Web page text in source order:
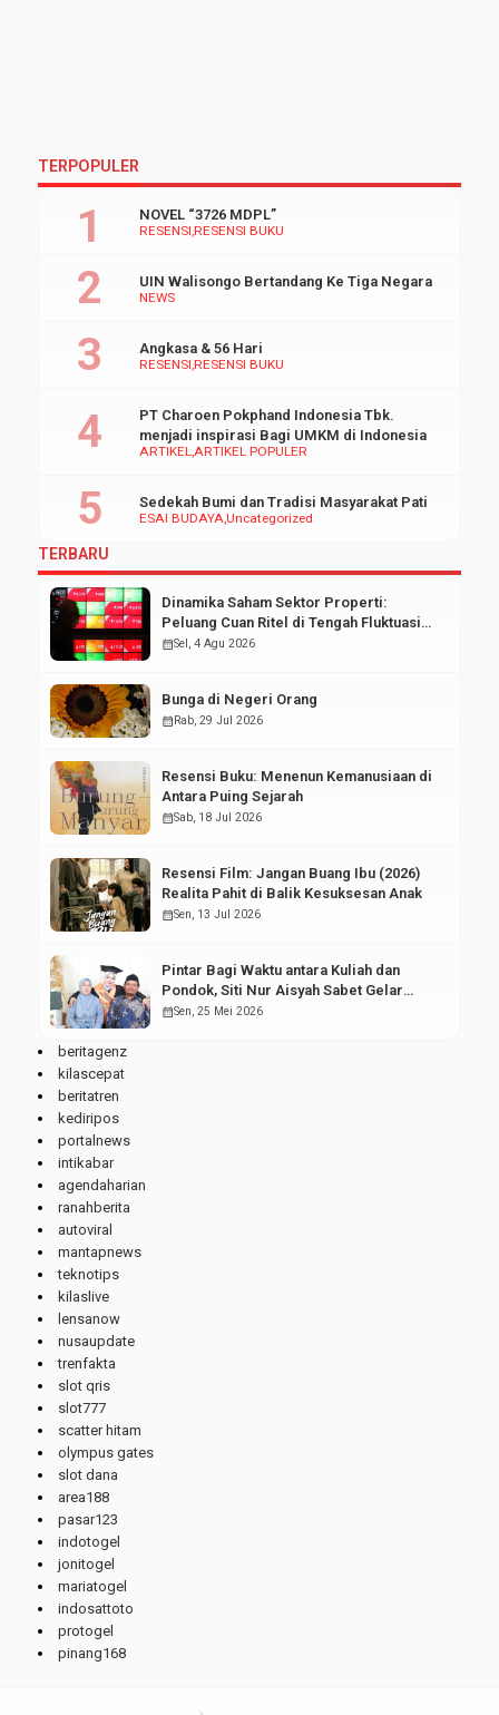
TERPOPULER
RESENSI RESENSI BUKU
NOVEL “3726 MDPL”
NEWS
UIN Walisongo Bertandang Ke Tiga Negara
RESENSI RESENSI BUKU
Angkasa & 56 Hari
ARTIKELARTIKEL POPULER
PT Charoen Pokphand Indonesia Tbk.
menjadi inspirasi Bagi UMKM di Indonesia
ESAI BUDAYAUncategorized
Sedekah Bumi dan Tradisi Masyarakat Pati
TERBARU
Dinamika Saham Sektor Properti:
Peluang Cuan Ritel di Tengah Fluktuasi
Pasar Modal
calendar_monthSel, 4 Agu 2026
Bunga di Negeri Orang
calendar_month Rab, 29 Jul 2026
Resensi Buku: Menenun Kemanusiaan di
Antara Puing Sejarah
calendar_monthSab, 18 Jul 2026
Resensi Film: Jangan Buang Ibu (2026)
Realita Pahit di Balik Kesuksesan Anak
calendar_monthSen, 13 Jul 2026
Pintar Bagi Waktu antara Kuliah dan
Pondok, Siti Nur Aisyah Sabet Gelar
Wisudawan Terbaik
calendar_monthSen, 25 Mei 2026
beritagenz
kilascepat
beritatren
kediripos
portalnews
intikabar
agendaharian
ranahberita
autoviral
mantapnews
teknotips
kilaslive
lensanow
nusaupdate
trenfakta
slot qris
slot777
scatter hitam
olympus gates
slot dana
area188
pasar123
indotogel
jonitogel
mariatogel
indosattoto
protogel
pinang168